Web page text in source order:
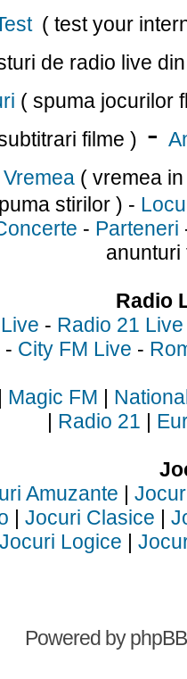
( test your
de radio live
( spuma jocurilor
filme ) -
Vremea ( vremea
stirilor ) -
- Parteneri
anunturi
Radio
- Radio 21 Live
- City FM Live -
| Magic FM |
| Radio 21 |
Amuzante |
| Jocuri Clasice |
Jocuri Logice |
Powered byphpBB